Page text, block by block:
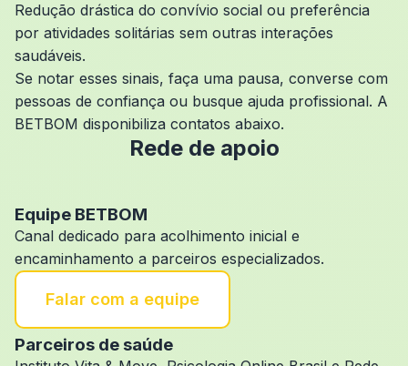
Redução drástica do convívio social ou preferência
por atividades solitárias sem outras interações
saudáveis.
Se notar esses sinais, faça uma pausa, converse com
pessoas de confiança ou busque ajuda profissional. A
BETBOM disponibiliza contatos abaixo.
Rede de apoio
Equipe BETBOM
Canal dedicado para acolhimento inicial e
encaminhamento a parceiros especializados.
Falar com a equipe
Parceiros de saúde